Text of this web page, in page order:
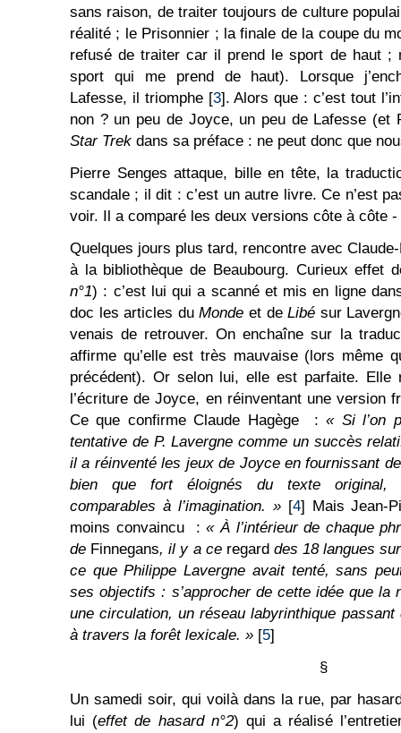
sans raison, de traiter toujours de culture
réalité ; le Prisonnier ; la finale de la coupe du
refusé de traiter car il prend le sport de haut ;
sport qui me prend de haut). Lorsque
Lafesse, il triomphe [3]. Alors que : c’est tout
non ? un peu de Joyce, un peu de Lafesse (et
Star Trek dans sa préface : ne peut donc que
Pierre Senges attaque, bille en tête, la
scandale ; il dit : c’est un autre livre. Ce n’est
voir. Il a comparé les deux versions côte à côte -
Quelques jours plus tard, rencontre avec
à la bibliothèque de Beaubourg. Curieux effet
n°1) : c’est lui qui a scanné et mis en ligne
doc les articles duMonde et deLibé sur
venais de retrouver. On enchaîne sur la
affirme qu’elle est très mauvaise (lors même
précédent). Or selon lui, elle est parfaite. Elle
l’écriture de Joyce, en réinventant une version
Ce que confirme Claude Hagège :« Si l’on
tentative de P. Lavergne comme un succès
il a réinventé les jeux de Joyce en fournissant
bien que fort éloignés du texte original,
comparables à l’imagination. »[4] Mais Jean-
moins convaincu :« À l’intérieur de chaque
de Finnegans, il y a ce regarddes 18 langues
ce que Philippe Lavergne avait tenté, sans
ses objectifs : s’approcher de cette idée que la
une circulation, un réseau labyrinthique passant
à travers la forêt lexicale. » [5]
§
Un samedi soir, qui voilà dans la rue, par
lui (effet de hasard n°2) qui a réalisé